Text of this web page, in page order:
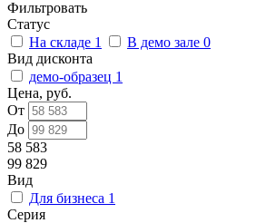
Фильтровать
Статус
На складе 1 В демо зале 0
Вид дисконта
демо-образец 1
Цена, руб.
От
До
58 583
99 829
Вид
Для бизнеса 1
Серия